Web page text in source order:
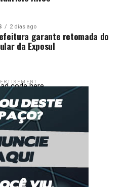
2 dias ago
garante retomada do
da Exposul
code here